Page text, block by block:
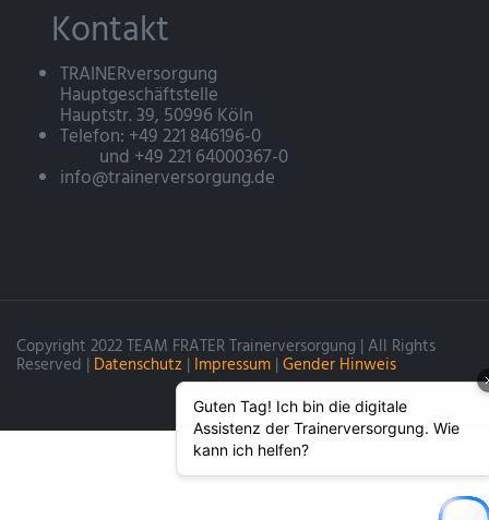
Kontakt
TRAINERversorgung
Hauptgeschäftstelle
Hauptstr. 39, 50996 Köln
Telefon: +49 221 846196-0
und +49 221 64000367-0
info@trainerversorgung.de
Copyright 2022 TEAM FRATER Trainerversorgung | All Rights
Reserved | Datenschutz | Impressum | Gender Hinweis